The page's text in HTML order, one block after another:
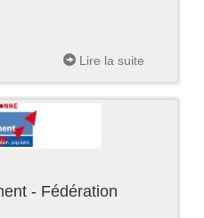
Lire la suite
- Fédération